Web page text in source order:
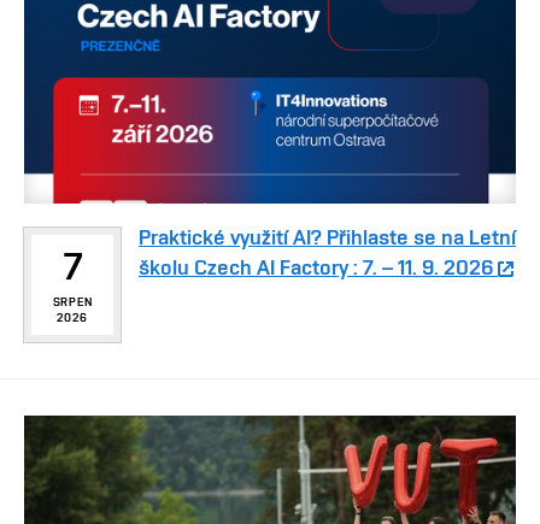
7
SRPEN
2026
Praktické využití AI? Přihlaste se na Letní
školu Czech AI Factory : 7. – 11. 9. 2026